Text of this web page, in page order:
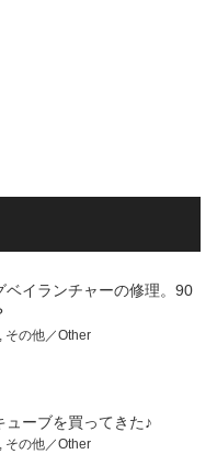
ベイランチャーの修理。90
, その他／Other
ーブを買ってきた♪
, その他／Other